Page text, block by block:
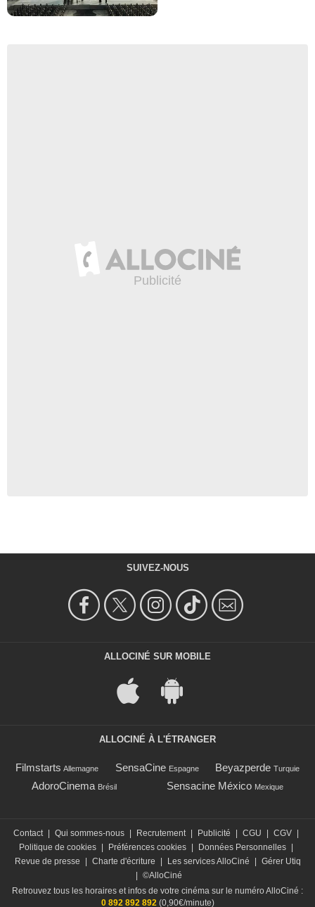
SUIVEZ-NOUS
ALLOCINÉ SUR MOBILE
ALLOCINÉ À L'ÉTRANGER
Filmstarts Allemagne SensaCine Espagne Beyazperde Turquie
AdoroCinema Brésil Sensacine México Mexique
Contact | Qui sommes-nous | Recrutement | Publicité | CGU | CGV |
Politique de cookies | Préférences cookies | Données Personnelles |
Revue de presse
| Charte d'écriture | Les services AlloCiné | Gérer Utiq
| ©AlloCiné
Retrouvez tous les horaires et infos de votre cinéma sur le numéro AlloCiné :
0 892 892 892 (0,90€/minute)